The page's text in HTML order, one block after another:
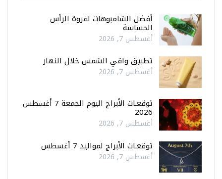
أفضل الشامبوهات لفروة الرأس
الحساسة
أغسطس 7, 2026
تطبيق واقي الشمس خلال النهار
أغسطس 7, 2026
توقعـات الأبراج اليوم الجمعة 7 أغسطس
2026
أغسطس 7, 2026
توقعـات الأبراج لمواليد 7 أغسطس
أغسطس 7, 2026